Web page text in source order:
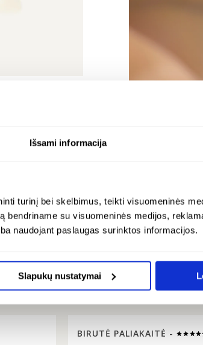
Išsami informacija
turinį bei skelbimus, teikti visuomeninės
bendriname su visuomeninės medijos,
naudojant paslaugas surinktos informacijos.
Slapukų nustatymai
ATSILIEPIMAI
BIRUTĖ PALIAKAITĖ -